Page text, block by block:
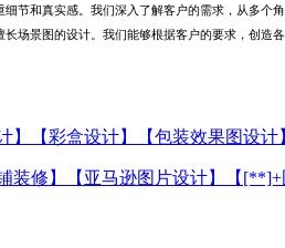
节和真实感。我们深入了解客户的需求，从多个
场景图的设计。我们能够根据客户的要求，创
】【彩盒设计】【包装效果图设
装修】【亚马逊图片设计】【